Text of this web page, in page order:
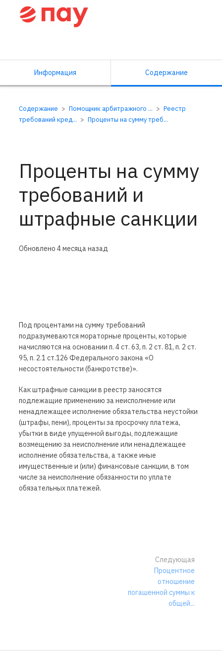
Информация Содержание
Содержание Помощник арбитражного ...
Реестр
требований кред...
Проценты на сумму треб...
Проценты на сумму
требований и
штрафные санкции
Обновлено 4 месяца назад
Под процентами на сумму требований
подразумеваются мораторные проценты, которые
начисляются на основании п. 4 ст. 63, п. 2 ст. 81, п. 2 ст.
95, п. 2.1 ст.126 Федерального закона «О
несостоятельности (банкротстве)».
Как штрафные санкции в реестр заносятся
подлежащие применению за неисполнение или
ненадлежащее исполнение обязательства неустойки
(штрафы, пени), проценты за просрочку платежа,
убытки в виде упущенной выгоды, подлежащие
возмещению за неисполнение или ненадлежащее
исполнение обязательства, а также иные
имущественные и (или) финансовые санкции, в том
числе за неисполнение обязанности по уплате
обязательных платежей.
Следующая
Процентное
отношение
погашенной суммы к
общей...